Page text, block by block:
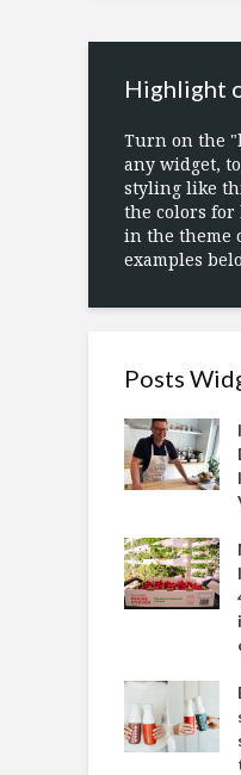
Highlight
Turn on the
any widget,
styling like
the colors
in the theme
examples
Posts